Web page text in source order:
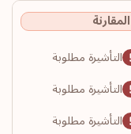
المقارنة
التأشيرة مطلوبة
التأشيرة مطلوبة
التأشيرة مطلوبة